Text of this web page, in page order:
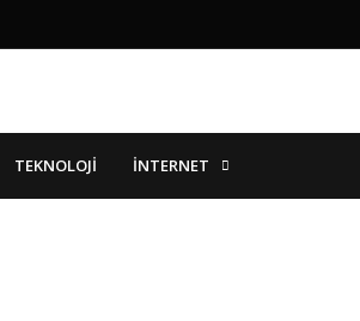
TEKNOLOJI İNTERNET